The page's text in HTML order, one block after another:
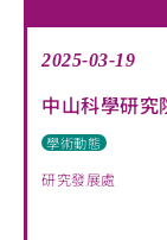
2025-03-19
中山科學研
學術動態
研究發展處